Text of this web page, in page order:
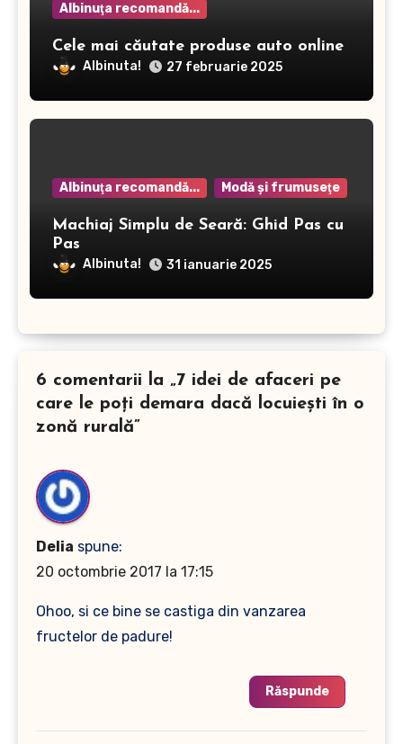
Albinuţa recomandă...
Cele mai căutate produse auto online
Albinuta! 27 februarie 2025
Albinuţa recomandă... Modă şi frumuseţe
Machiaj Simplu de Seară: Ghid Pas cu
Pas
Albinuta! 31 ianuarie 2025
6 comentarii la „7 idei de afaceri pe
care le poți demara dacă locuiești în o
zonă rurală”
Delia spune:
20 octombrie 2017 la 17:15
Ohoo, si ce bine se castiga din vanzarea
fructelor de padure!
Răspunde